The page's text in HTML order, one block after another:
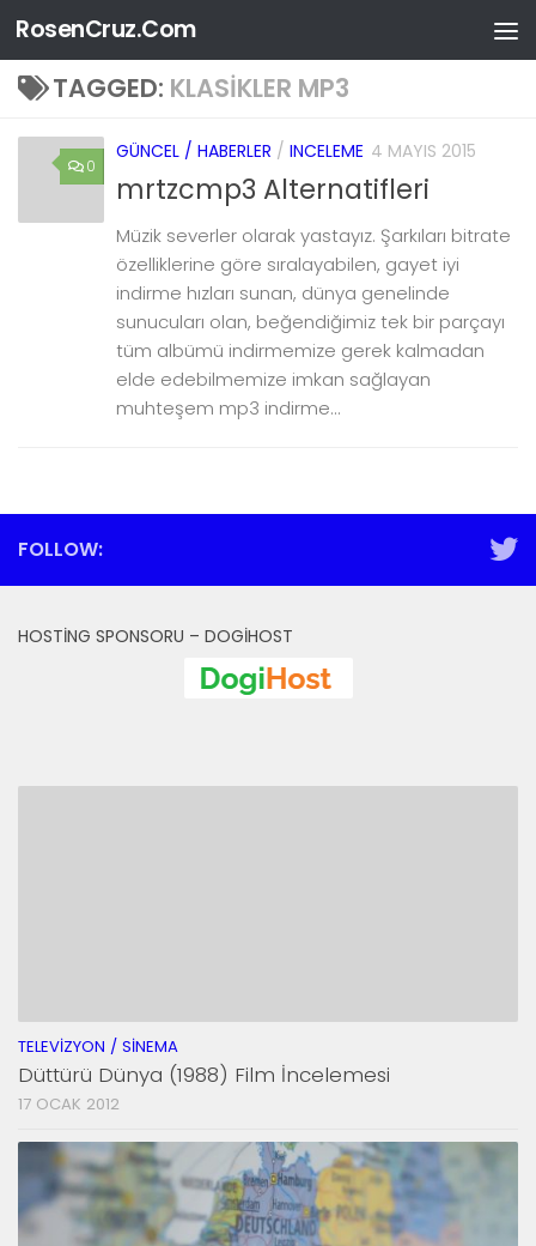
Skip to content
RosenCruz.Com
TAGGED: KLASIKLER MP3
0
GÜNCEL / HABERLER / INCELEME 4 MAYIS 2015
mrtzcmp3 Alternatifleri
Müzik severler olarak yastayız. Şarkıları bitrate
özelliklerine göre sıralayabilen, gayet iyi
indirme hızları sunan, dünya genelinde
sunucuları olan, beğendiğimiz tek bir parçayı
tüm albümü indirmemize gerek kalmadan
elde edebilmemize imkan sağlayan
muhteşem mp3 indirme...
FOLLOW:
HOSTING SPONSORU – DOGIHOST
TELEVIZYON / SINEMA
Düttürü Dünya (1988) Film İncelemesi
17 OCAK 2012